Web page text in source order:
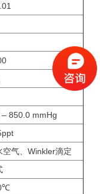
850.0 mmHg
空气、Winkler滴定